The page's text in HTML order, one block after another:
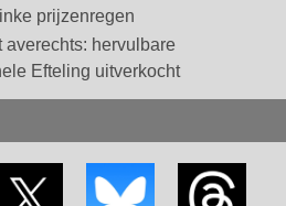
prijzenregen
hervulbare
Efteling uitverkocht